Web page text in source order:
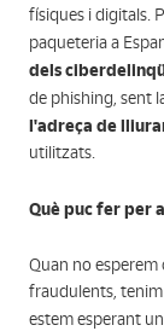
físiques i digitals.
paqueteria a
dels
de phishing, sent
l'adreça de
utilitzats.
Què puc fer per
Quan no esperem
fraudulents,
estem esperant